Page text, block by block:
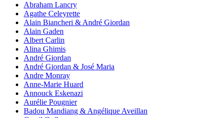
Abraham Lancry
Agathe Celeyrette
Alain Biancheri & André Giordan
Alain Gaden
Albert Carlin
Alina Ghimis
André Giordan
André Giordan & José Maria
Andre Monray
Anne-Marie Huard
Annouck Eskenazi
Aurélie Pougnier
Badou Mandiang & Angélique Aveillan